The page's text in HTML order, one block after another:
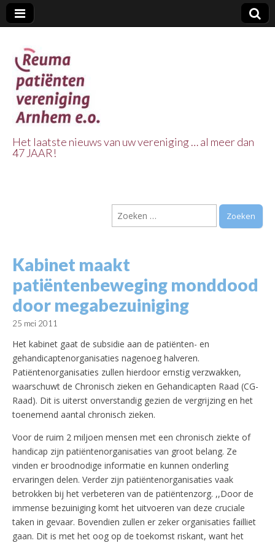
Vereniging
Arnhem e.o.
Het laatste nieuws van uw vereniging … al meer dan
47 JAAR!
Zoeken
naar:
Kabinet maakt
patiëntenbeweging monddood
door megabezuiniging
25 mei 2011
Het kabinet gaat de subsidie aan de patiënten- en
gehandicaptenorganisaties nagenoeg halveren.
Patiëntenorganisaties zullen hierdoor ernstig verzwakken,
waarschuwt de Chronisch zieken en Gehandicapten Raad (CG-
Raad). Dit is uiterst onverstandig gezien de vergrijzing en het
toenemend aantal chronisch zieken.
Voor de ruim 2 miljoen mensen met een chronisch ziekte of
handicap zijn patiëntenorganisaties van groot belang. Ze
vinden er broodnodige informatie en kunnen onderling
ervaringen delen. Verder zijn patiëntenorganisaties vaak
betrokken bij het verbeteren van de patiëntenzorg. ,,Door de
immense bezuiniging komt het uitvoeren van deze cruciale
taken in gevaar. Bovendien zullen er zeker organisaties failliet
gaan. Dit is met het oog op de toekomst riskant, want het